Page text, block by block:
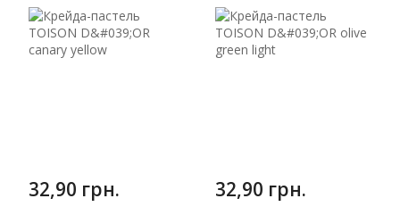
32,90 грн. 32,90 грн.